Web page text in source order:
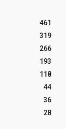
461
319
266
193
118
44
36
28